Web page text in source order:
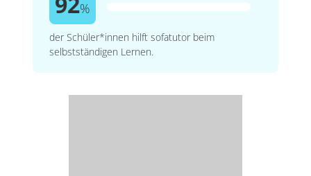
%
der Schüler*innen hilft sofatutor beim
selbstständigen Lernen.